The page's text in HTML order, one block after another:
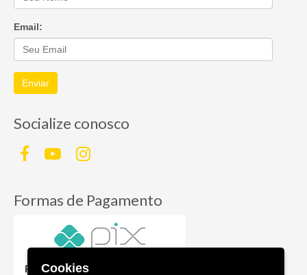
Email:
Enviar
Socialize conosco
Formas de Pagamento
Cookies